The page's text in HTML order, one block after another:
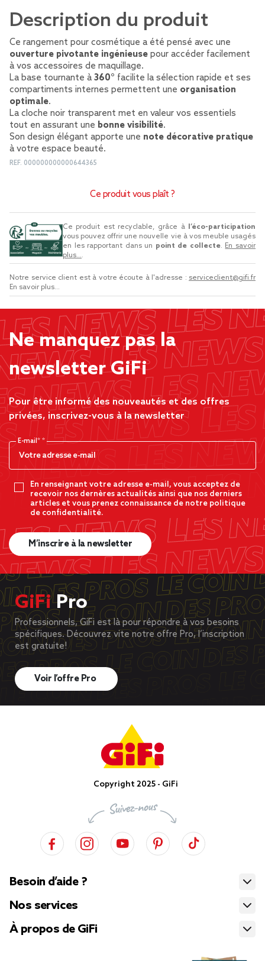
Description du produit
Ce rangement pour cosmétique a été pensé avec une
ouverture pivotante ingénieuse pour accéder facilement
à vos accessoires de maquillage.
La base tournante à 360° facilite la sélection rapide et ses
compartiments internes permettent une organisation
optimale.
La cloche noir transparent met en valeur vos essentiels
tout en assurant une bonne visibilité.
Son design élégant apporte une note décorative pratique
à votre espace beauté.
REF. 000000000000644365
Ce produit vous plaît ?
Ce produit est recyclable, grâce à
l’éco-participation
vous pouvez offrir une nouvelle vie à vos meuble usagés
en les rapportant dans un point de collecte. En savoir
plus....
Notre service client est à votre écoute à l'adresse : serviceclient@gifi.fr
En savoir plus...
Ne manquez pas la
newsletter GiFi
Pour être informé des nouveautés et des offres
privées, inscrivez-vous à la newsletter
E-mail*
En renseignant votre adresse e-mail, vous acceptez de
recevoir nos dernères actualités ainsi que nos derniers
articles et vous prenez connaissance de notre politique
de confidentialité.
M’inscrire à la newsletter
GiFiPro
Professionnels, GiFi est là pour répondre à vos besoins
spécifiques. Découvrez vite notre offre Pro, l’inscription
est gratuite!
Voir l’offre Pro
Copyright 2025 - GiFi
Besoin d’aide ?
Nos services
À propos de GiFi